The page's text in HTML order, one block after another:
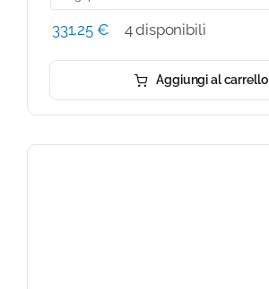
331,25 € 4 disponibili
Aggiungi al carrello